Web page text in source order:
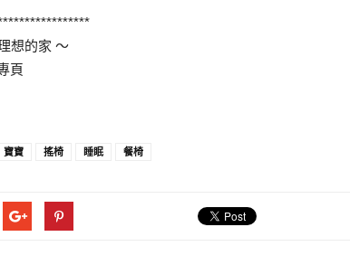
想的家 ～
頁
寶寶 搖椅 睡眠 餐椅